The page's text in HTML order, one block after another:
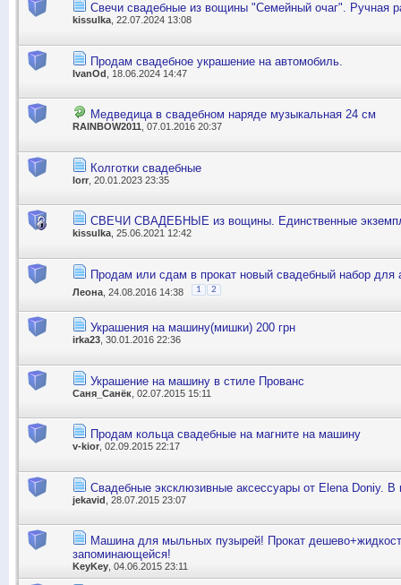
Свечи свадебные из вощины "Семейный очаг". Ручная
kissulka, 22.07.2024 13:08
Продам свадебное украшение на автомобиль.
IvanOd , 18.06.2024 14:47
Медведица в свадебном наряде музыкальная 24 см
RAINBOW2011, 07.01.2016 20:37
Колготки свадебные
lorr , 20.01.2023 23:35
СВЕЧИ СВАДЕБНЫЕ из вощины. Единственные
kissulka , 25.06.2021 12:42
Продам или сдам в прокат новый свадебный набор для
Леона , 24.08.2016 14:38 1 2
Украшения на машину(мишки) 200 грн
irka23 , 30.01.2016 22:36
Украшение на машину в стиле Прованс
Саня_Санёк , 02.07.2015 15:11
Продам кольца свадебные на магните на машину
v-kior , 02.09.2015 22:17
Свадебные эксклюзивные аксессуары от Elena Doniy. В
jekavid , 28.07.2015 23:07
Машина для мыльных пузырей! Прокат
запоминающейся!
KeyKey , 04.06.2015 23:11